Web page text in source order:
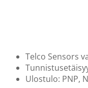
Telco Sensors
Ulostulo: PNP,